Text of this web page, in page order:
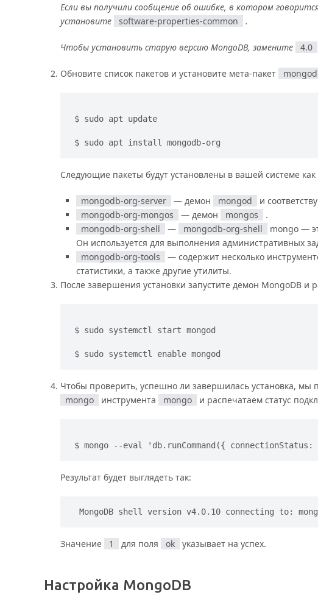
Если вы получили сообщение об ошибке, в котором
установите
software-properties-common .
Чтобы установить старую версию MongoDB, замените 4.0
Обновите список пакетов и установите мета-пакет
sudo apt update
sudo apt install mongodb-org
Следующие пакеты будут установлены в вашей системе как
mongodb-org-server — демон mongod
и
mongodb-org-mongos
— демон mongos
.
mongodb-org-shell
— mongodb-org-shell
mongo —
Он используется для выполнения административных
mongodb-org-tools
— содержит несколько
статистики, а также другие утилиты.
После завершения установки запустите демон MongoDB и
sudo systemctl start mongod
sudo systemctl enable mongod
Чтобы проверить, успешно ли завершилась установка, мы
mongo
инструмента mongo и распечатаем статус
mongo --eval 'db.runCommand({
Результат будет выглядеть так:
MongoDB shell version v4.0.10 connecting to:
Значение 1 для поля ok указывает на успех.
Настройка MongoDB